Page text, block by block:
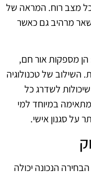
מצב רוח. המראה של
מרהיב גם כאשר
הן מספקות אור חם,
השילוב של טכנולוגיה
לשדרג כל
במיוחד למי
על סגנון אישי.
הנכונה יכולה